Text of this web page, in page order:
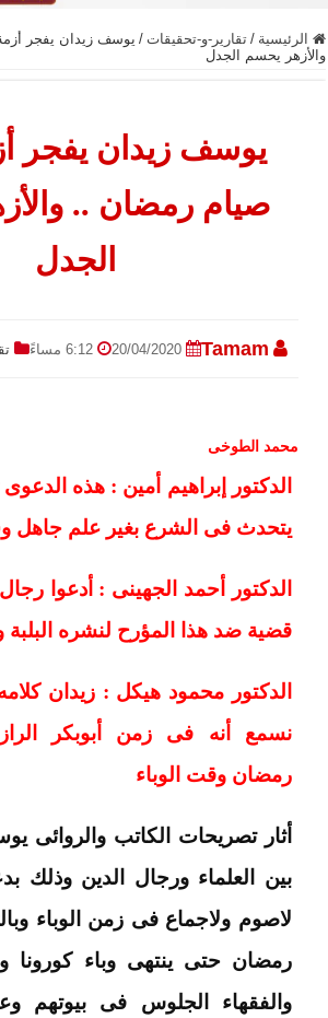
الرئيسية / تقارير-و-تحقيقات / يوسف زيدان يفجر
والأزهر يحسم الجدل
يوسف زيدان يفجر
صيام رمضان ..
الجدل
Tamam
20/04/2020 6:12 مساءً
محمد الطوخى
الدكتور إبراهيم أمين : هذه
يتحدث فى الشرع بغير علم جاهل
الدكتور أحمد الجهينى : أدعوا
قضية ضد هذا المؤرح لنشره البلبة
الدكتور محمود هيكل : زيدان
نسمع أنه فى زمن أبوبكر
رمضان وقت الوباء
أثار تصريحات الكاتب والروائى
بين العلماء ورجال الدين وذلك
لاصوم ولاجماع فى زمن الوباء
رمضان حتى ينتهى وباء كورونا
والفقهاء الجلوس فى بيوتهم